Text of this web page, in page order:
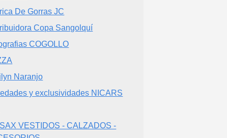
De Gorras JC
Copa Sangolquí
COGOLLO
Naranjo
y exclusividades NICARS
VESTIDOS - CALZADOS -